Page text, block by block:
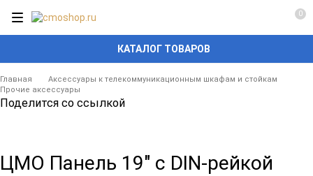
КАТАЛОГ ТОВАРОВ
0
Главная
Аксессуары к телекоммуникационным шкафам и стойкам
Прочие аксессуары
Поделится со ссылкой
ЦМО Панель 19" с DIN-рейкой